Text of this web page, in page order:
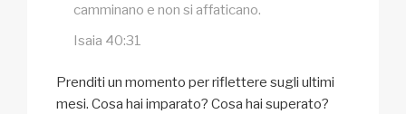
camminano e non si affaticano.
Isaia 40:31
Prenditi un momento per riflettere sugli ultimi
mesi. Cosa hai imparato? Cosa hai superato?